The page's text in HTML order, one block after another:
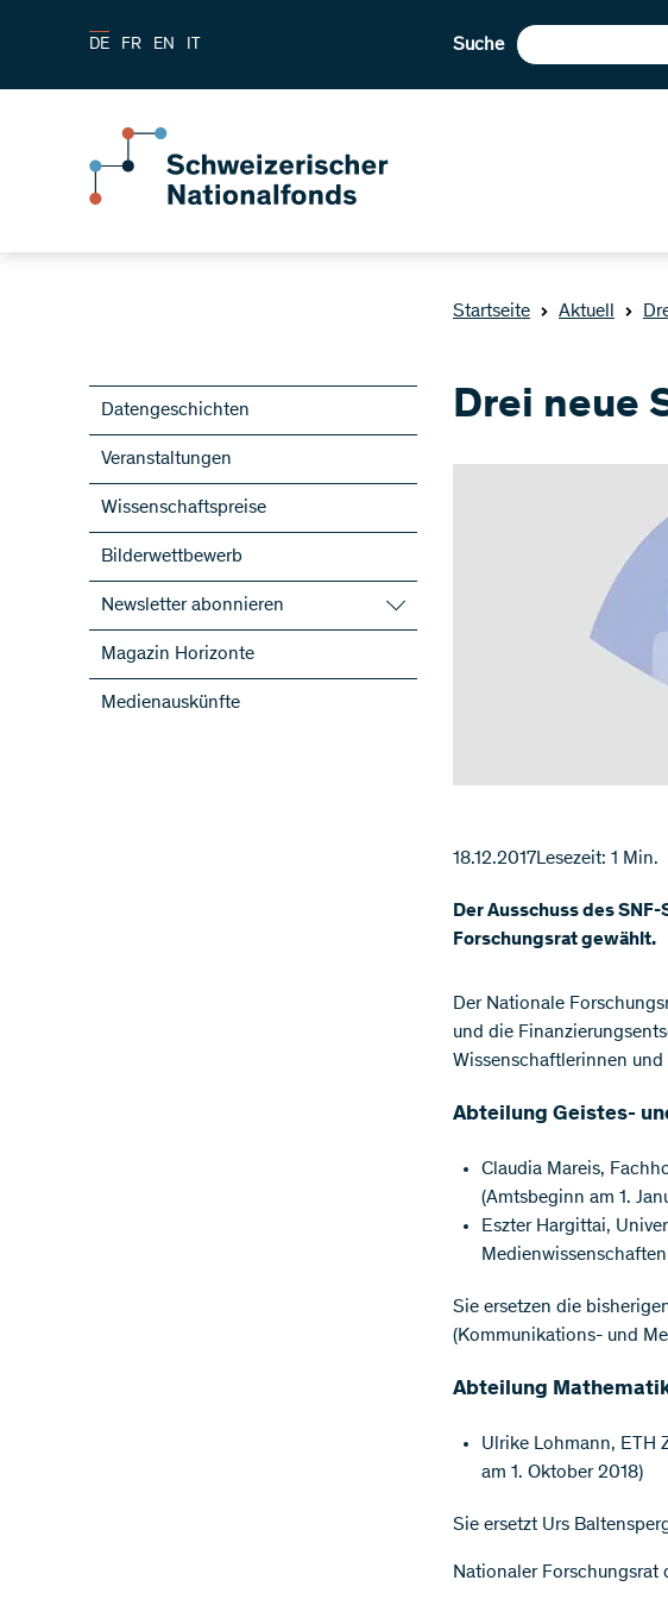
DE FR EN IT Suche
Startseite Aktuell
Datengeschichten
Veranstaltungen
Wissenschaftspreise
Bilderwettbewerb
Newsletter abonnieren
SNF-Newsletter abonnieren
Newsletter der NFP abonnieren
ScienceGeist
Magazin Horizonte
Medienauskünfte
Drei neue
18.12.2017Lesezeit: 1 Min.
Der Ausschuss des
Forschungsrat gewählt.
Der Nationale
und die
Wissenschaftlerinnen
Abteilung Geistes-
Claudia Mareis,
(Amtsbeginn am 1.
Eszter Hargittai,
Sie ersetzen die
(Kommunikations- und
Abteilung
Ulrike Lohmann, ETH
am 1. Oktober 2018)
Sie ersetzt Urs
Nationaler Forschungsrat